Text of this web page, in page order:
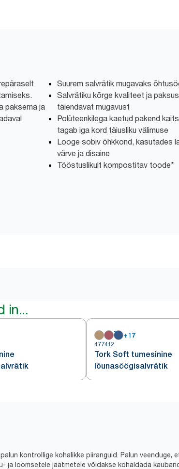
paksema ja
Suurem salvrätik mugavaks
Salvrätiku kõrge kvaliteet ja
täiendavat mugavust
Polüteenkilega kaetud pakend
tagab iga kord täiusliku välimuse
Looge sobiv õhkkond, kasutades
värve ja disaine
Tööstuslikult kompostitav toode*
in...
+17
477412
Tork Soft tumesinine
lõunasöögisalvrätik
kontrollige kohalikke piiranguid. Palun
loomsetele jäätmetele võidakse kohaldada